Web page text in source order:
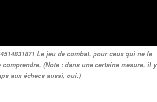
Le jeu de combat, pour ceux qui ne le
(Note : dans une certaine mesure, il y
aux échecs aussi, oui.)